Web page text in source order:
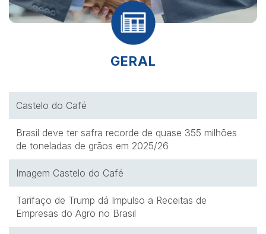
GERAL
Castelo do Café
Brasil deve ter safra recorde de quase 355 milhões
de toneladas de grãos em 2025/26
Imagem Castelo do Café
Tarifaço de Trump dá Impulso a Receitas de
Empresas do Agro no Brasil